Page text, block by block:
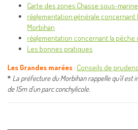
Carte des zones Chasse sous-marine
règlementation générale concernant
Morbihan
règlementation concernant la pêche
Les bonnes pratiques
Les Grandes marées : Conseils de
* La préfecture du Morbihan rappelle qu’il est
de 15m d’un parc conchylicole.